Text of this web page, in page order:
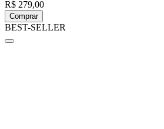
R$ 279,00
Comprar
BEST-SELLER